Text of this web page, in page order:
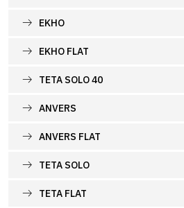
EKHO
EKHO FLAT
TETA SOLO 40
ANVERS
ANVERS FLAT
TETA SOLO
TETA FLAT